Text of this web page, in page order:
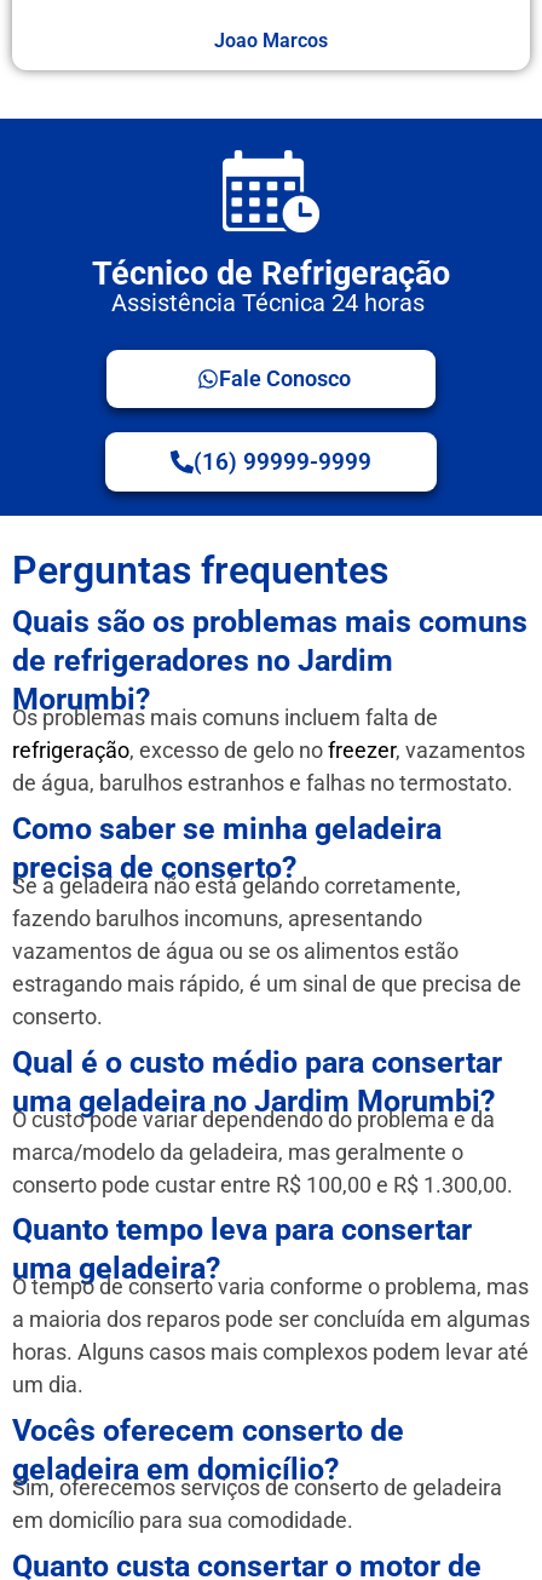
Joao Marcos
Técnico de Refrigeração
Assistência Técnica 24 horas
Fale Conosco
(16) 99999-9999
Perguntas frequentes
Quais são os problemas mais comuns
de refrigeradores no Jardim
Morumbi?
Os problemas mais comuns incluem falta de
refrigeração, excesso de gelo nofreezer, vazamentos
de água, barulhos estranhos e falhas no termostato.
Como saber se minha geladeira
precisa de conserto?
Se a geladeira não está gelando corretamente,
fazendo barulhos incomuns, apresentando
vazamentos de água ou se os alimentos estão
estragando mais rápido, é um sinal de que precisa de
conserto.
Qual é o custo médio para consertar
uma geladeira no Jardim Morumbi?
O custo pode variar dependendo do problema e da
marca/modelo da geladeira, mas geralmente o
conserto pode custar entre R$ 100,00 e R$ 1.300,00.
Quanto tempo leva para consertar
uma geladeira?
O tempo de conserto varia conforme o problema, mas
a maioria dos reparos pode ser concluída em algumas
horas. Alguns casos mais complexos podem levar até
um dia.
Vocês oferecem conserto de
geladeira em domicílio?
Sim, oferecemos serviços de conserto de geladeira
em domicílio para sua comodidade.
Quanto custa consertar o motor de